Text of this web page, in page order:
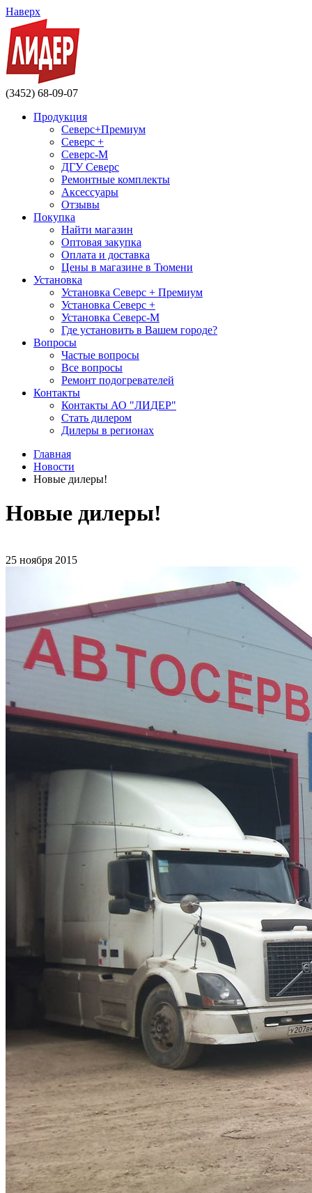
Наверх
(3452) 68-09-07
Продукция
Северс+Премиум
Северс +
Северс-М
ДГУ Северс
Ремонтные комплекты
Аксессуары
Отзывы
Покупка
Найти магазин
Оптовая закупка
Оплата и доставка
Цены в магазине в Тюмени
Установка
Установка Северс + Премиум
Установка Северс +
Установка Северс-М
Где установить в Вашем городе?
Вопросы
Частые вопросы
Все вопросы
Ремонт подогревателей
Контакты
Контакты АО "ЛИДЕР"
Стать дилером
Дилеры в регионах
Главная
Новости
Новые дилеры!
Новые дилеры!
25 ноября 2015